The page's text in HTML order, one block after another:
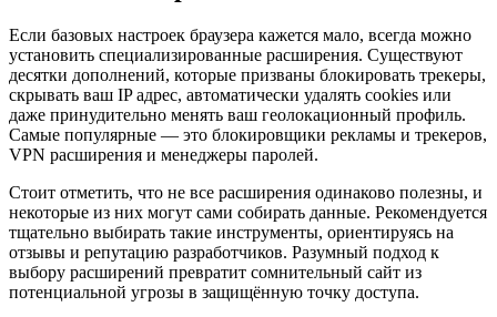
Если базовых настроек браузера кажется мало, всегда можно
установить специализированные расширения. Существуют
десятки дополнений, которые призваны блокировать трекеры,
скрывать ваш IP адрес, автоматически удалять cookies или
даже принудительно менять ваш геолокационный профиль.
Самые популярные — это блокировщики рекламы и трекеров,
VPN расширения и менеджеры паролей.
Стоит отметить, что не все расширения одинаково полезны, и
некоторые из них могут сами собирать данные. Рекомендуется
тщательно выбирать такие инструменты, ориентируясь на
отзывы и репутацию разработчиков. Разумный подход к
выбору расширений превратит сомнительный сайт из
потенциальной угрозы в защищённую точку доступа.